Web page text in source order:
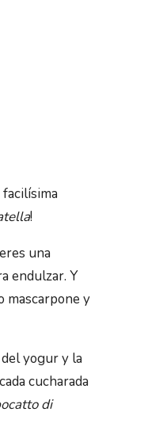
!
una
endulzar. Y
mascarpone y
yogur y la
cucharada
di